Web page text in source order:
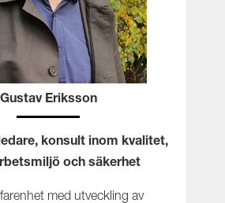
Gustav Eriksson
konsult inom kvalitet,
och säkerhet
med utveckling av